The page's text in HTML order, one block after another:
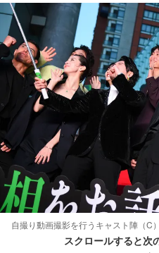
自撮り動画撮影を行うキャスト陣（C
スクロールすると次